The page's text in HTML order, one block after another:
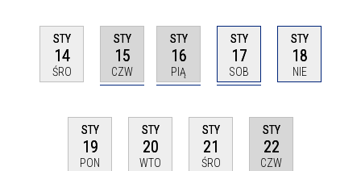
STY
14
ŚRO
STY
15
CZW
STY
16
PIĄ
STY
17
SOB
STY
18
NIE
STY
19
PON
STY
20
WTO
STY
21
ŚRO
STY
22
CZW